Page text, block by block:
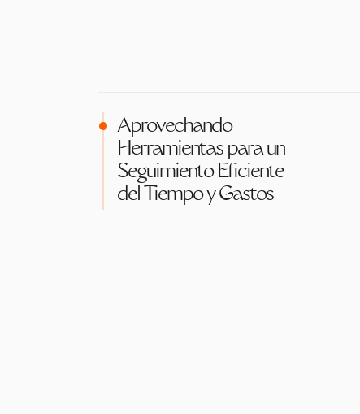
Aprovechando
Herramientas para un
Seguimiento Eficiente
del Tiempo y Gastos